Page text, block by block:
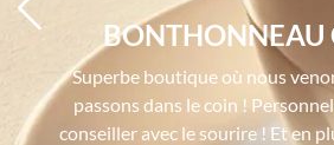
BONTHONNEAU
Superbe boutique où nous
passons dans le coin !
conseiller avec le sourire ! Et en